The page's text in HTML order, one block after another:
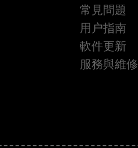
常見問題
用户指南
軟件更新
服務與維修